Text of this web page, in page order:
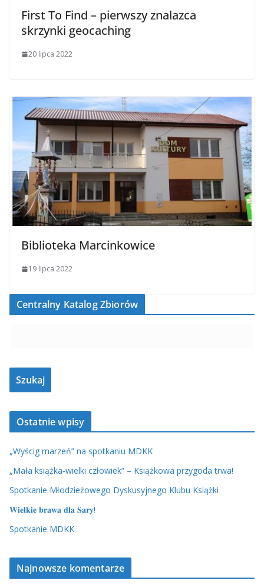
First To Find – pierwszy znalazca
skrzynki geocaching
20 lipca 2022
Biblioteka Marcinkowice
19 lipca 2022
Centralny Katalog Zbiorów
Ostatnie wpisy
„Wyścig marzeń” na spotkaniu MDKK
„Mała książka-wielki człowiek” – Książkowa przygoda trwa!
Spotkanie Młodzieżowego Dyskusyjnego Klubu Książki
𝐖𝐢𝐞𝐥𝐤𝐢𝐞 𝐛𝐫𝐚𝐰𝐚 𝐝𝐥𝐚 𝐒𝐚𝐫𝐲!
Spotkanie MDKK
Najnowsze komentarze